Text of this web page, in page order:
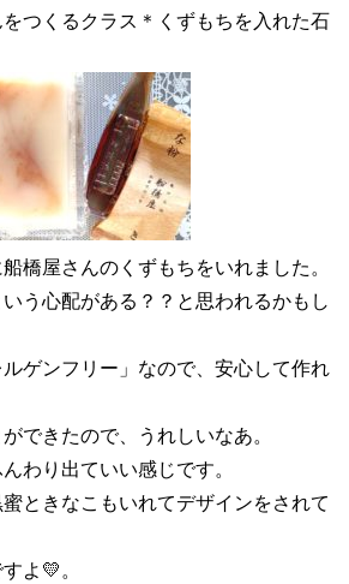
つくるクラス＊くずもちを入れた石
橋屋さんのくずもちをいれました。
う心配がある？？と思われるかもし
ゲンフリー」なので、安心して作れ
できたので、うれしいなあ。
わり出ていい感じです。
ときなこもいれてデザインをされて
よ💛。